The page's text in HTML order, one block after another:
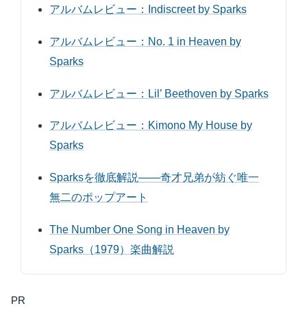
アルバムレビュー：Indiscreet by Sparks
アルバムレビュー：No. 1 in Heaven by
Sparks
アルバムレビュー：Lil’ Beethoven by Sparks
アルバムレビュー：Kimono My House by
Sparks
Sparksを徹底解説――奇才兄弟が紡ぐ唯一
無二のポップアート
The Number One Song in Heaven by
Sparks（1979）楽曲解説
PR